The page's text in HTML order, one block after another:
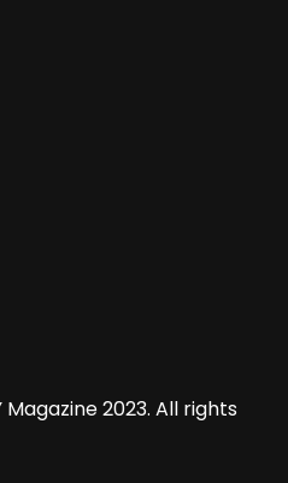
Magazine 2023. All rights